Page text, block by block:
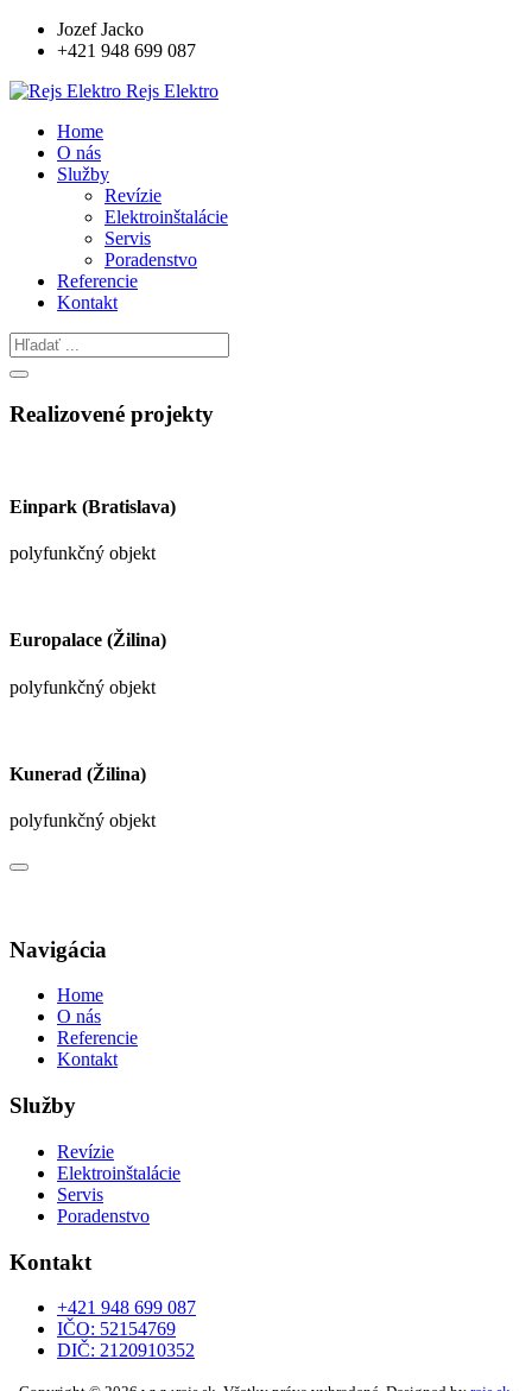
Jozef Jacko
+421 948 699 087
Rejs Elektro
Home
O nás
Služby
Revízie
Elektroinštalácie
Servis
Poradenstvo
Referencie
Kontakt
Realizovené projekty
Einpark (Bratislava)
polyfunkčný objekt
Europalace (Žilina)
polyfunkčný objekt
Kunerad (Žilina)
polyfunkčný objekt
Navigácia
Home
O nás
Referencie
Kontakt
Služby
Revízie
Elektroinštalácie
Servis
Poradenstvo
Kontakt
+421 948 699 087
IČO: 52154769
DIČ: 2120910352